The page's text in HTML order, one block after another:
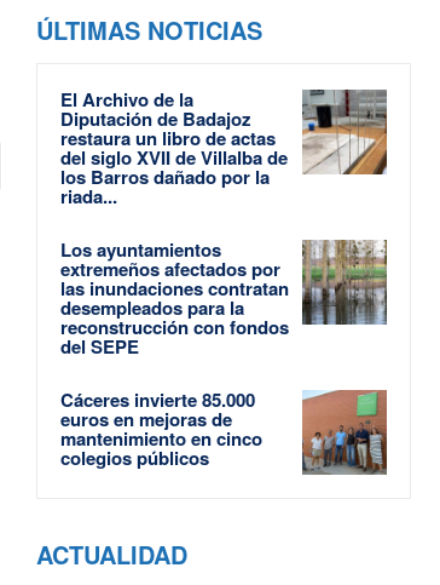
ÚLTIMAS NOTICIAS
El Archivo de la
Diputación de Badajoz
restaura un libro de actas
del siglo XVII de Villalba de
los Barros dañado por la
riada...
Los ayuntamientos
extremeños afectados por
las inundaciones contratan
desempleados para la
reconstrucción con fondos
del SEPE
Cáceres invierte 85.000
euros en mejoras de
mantenimiento en cinco
colegios públicos
ACTUALIDAD